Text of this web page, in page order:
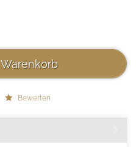
Warenkorb
Bewerten